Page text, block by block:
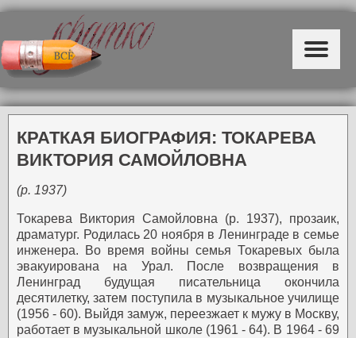
КРАТКАЯ БИОГРАФИЯ: ТОКАРЕВА
ВИКТОРИЯ САМОЙЛОВНА
(р. 1937)
Токарева Виктория Самойловна (р. 1937), прозаик,
драматург. Родилась 20 ноября в Ленинграде в семье
инженера. Во время войны семья Токаревых была
эвакуирована на Урал. После возвращения в
Ленинград будущая писательница окончила
десятилетку, затем поступила в музыкальное училище
(1956 - 60). Выйдя замуж, переезжает к мужу в Москву,
работает в музыкальной школе (1961 - 64). В 1964 - 69